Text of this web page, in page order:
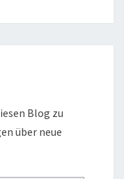
Blog zu
über neue